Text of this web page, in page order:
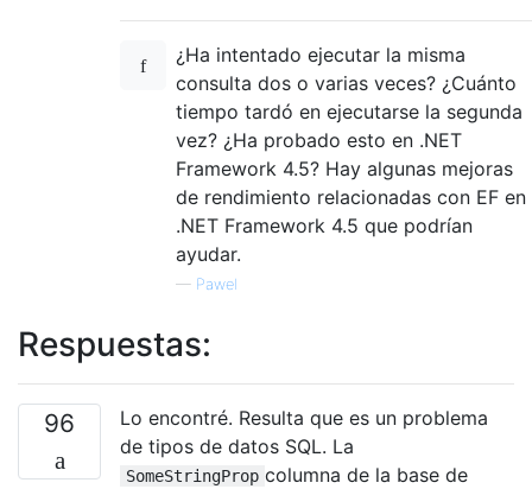
¿Ha intentado ejecutar la misma
consulta dos o varias veces? ¿Cuánto
tiempo tardó en ejecutarse la segunda
vez? ¿Ha probado esto en .NET
Framework 4.5? Hay algunas mejoras
de rendimiento relacionadas con EF en
.NET Framework 4.5 que podrían
ayudar.
— Pawel
Respuestas:
96
Lo encontré. Resulta que es un problema
de tipos de datos SQL. La
SomeStringProp columna de la base de